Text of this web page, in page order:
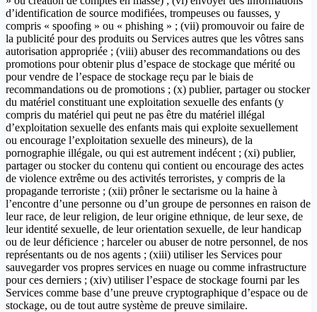
d’identification de source modifiées, trompeuses ou fausses, y
compris « spoofing » ou « phishing » ; (vii) promouvoir ou faire de
la publicité pour des produits ou Services autres que les vôtres sans
autorisation appropriée ; (viii) abuser des recommandations ou des
promotions pour obtenir plus d’espace de stockage que mérité ou
pour vendre de l’espace de stockage reçu par le biais de
recommandations ou de promotions ; (x) publier, partager ou stocker
du matériel constituant une exploitation sexuelle des enfants (y
compris du matériel qui peut ne pas être du matériel illégal
d’exploitation sexuelle des enfants mais qui exploite sexuellement
ou encourage l’exploitation sexuelle des mineurs), de la
pornographie illégale, ou qui est autrement indécent ; (xi) publier,
partager ou stocker du contenu qui contient ou encourage des actes
de violence extrême ou des activités terroristes, y compris de la
propagande terroriste ; (xii) prôner le sectarisme ou la haine à
l’encontre d’une personne ou d’un groupe de personnes en raison de
leur race, de leur religion, de leur origine ethnique, de leur sexe, de
leur identité sexuelle, de leur orientation sexuelle, de leur handicap
ou de leur déficience ; harceler ou abuser de notre personnel, de nos
représentants ou de nos agents ; (xiii) utiliser les Services pour
sauvegarder vos propres services en nuage ou comme infrastructure
pour ces derniers ; (xiv) utiliser l’espace de stockage fourni par les
Services comme base d’une preuve cryptographique d’espace ou de
stockage, ou de tout autre système de preuve similaire.